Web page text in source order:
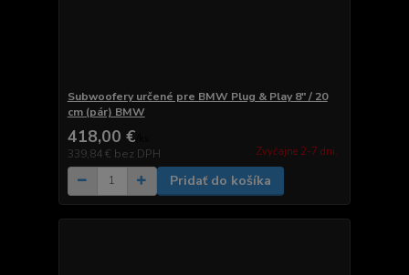
Subwoofery určené pre BMW Plug & Play 8" / 20
cm (pár) BMW
418,00 €
339,84 € bez DPH Zvyčajne 2-7 dni.
Pridať do košíka